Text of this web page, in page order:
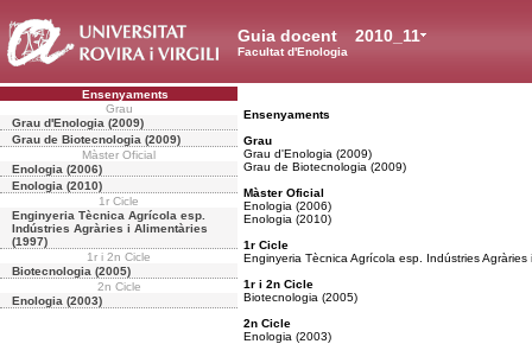
2010_11
Guia docent
Facultat d'Enologia
Ensenyaments
Grau
Grau d'Enologia (2009)
Grau de Biotecnologia (2009)
Màster Oficial
Enologia (2006)
Enologia (2010)
1r Cicle
Enginyeria Tècnica Agrícola esp.
Indústries Agràries i Alimentàries
(1997)
1r i 2n Cicle
Biotecnologia (2005)
2n Cicle
Enologia (2003)
Ensenyaments
Grau
Grau d'Enologia (2009)
Grau de Biotecnologia (2009)
Màster Oficial
Enologia (2006)
Enologia (2010)
1r Cicle
Enginyeria Tècnica Agrícola esp. Indústries Agràries
1r i 2n Cicle
Biotecnologia (2005)
2n Cicle
Enologia (2003)